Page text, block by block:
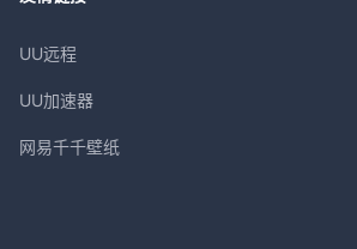
UU远程
UU加速器
网易千千壁纸